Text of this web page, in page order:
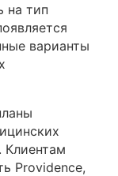
на тип
варианты
Клиентам
Providence,